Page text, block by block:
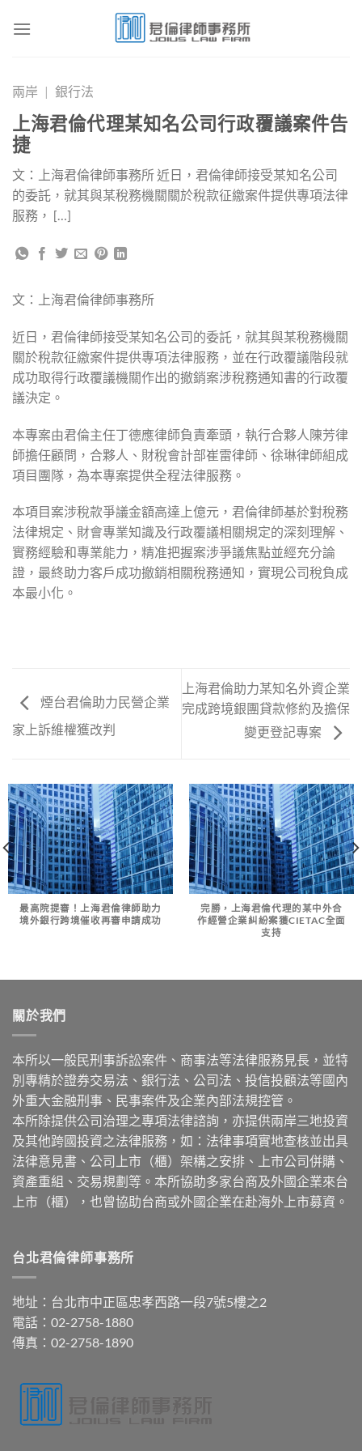
兩岸 | 銀行法
上海君倫代理某知名公司行政覆議案件告
捷
文：上海君倫律師事務所 近日，君倫律師接受某知名公司
的委託，就其與某稅務機關關於稅款征繳案件提供專項法律
服務， […]
文：上海君倫律師事務所
近日，君倫律師接受某知名公司的委託，就其與某稅務機關
關於稅款征繳案件提供專項法律服務，並在行政覆議階段就
成功取得行政覆議機關作出的撤銷案涉稅務通知書的行政覆
議決定。
本專案由君倫主任丁德應律師負責牽頭，執行合夥人陳芳律
師擔任顧問，合夥人、財稅會計部崔雷律師、徐琳律師組成
項目團隊，為本專案提供全程法律服務。
本項目案涉稅款爭議金額高達上億元，君倫律師基於對稅務
法律規定、財會專業知識及行政覆議相關規定的深刻理解、
實務經驗和專業能力，精准把握案涉爭議焦點並經充分論
證，最終助力客戶成功撤銷相關稅務通知，實現公司稅負成
本最小化。
煙台君倫助力民營企業
家上訴維權獲改判
上海君倫助力某知名外資企業
完成跨境銀團貸款修約及擔保
變更登記專案
最高院提審！上海君倫律師助力
境外銀行跨境催收再審申請成功
完勝，上海君倫代理的某中外合
作經營企業糾紛案獲CIETAC全面
支持
關於我們
本所以一般民刑事訴訟案件、商事法等法律服務見長，並特
別專精於證券交易法、銀行法、公司法、投信投顧法等國內
外重大金融刑事、民事案件及企業內部法規控管。
本所除提供公司治理之專項法律諮詢，亦提供兩岸三地投資
及其他跨國投資之法律服務，如：法律事項實地查核並出具
法律意見書、公司上市（櫃）架構之安排、上市公司併購、
資產重組、交易規劃等。本所協助多家台商及外國企業來台
上市（櫃），也曾協助台商或外國企業在赴海外上市募資。
台北君倫律師事務所
地址：台北市中正區忠孝西路一段7號5樓之2
電話：02-2758-1880
傳真：02-2758-1890